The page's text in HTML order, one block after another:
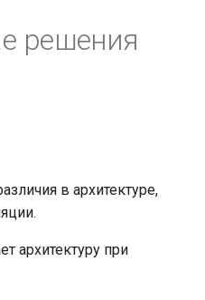
решения
в архитектуре,
архитектуру при